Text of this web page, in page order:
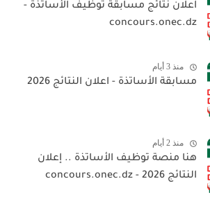
اعلان نتائج مسابقة توظيف الأساتذة -
concours.onec.dz
منذ 3 أيام
مسابقة الأساتذة - اعلان النتائج 2026
منذ 2 أيام
هنا منصة توظيف الأساتذة .. إعلان
النتائج 2026 - concours.onec.dz